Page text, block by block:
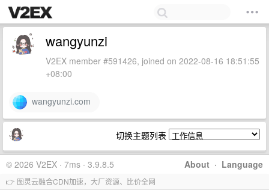
wangyunzi
V2EX member #591426, joined on 2022-08-16 18:51:55
+08:00
wangyunzi.com
切换主题列表
About · Language
© 2026 V2EX · 7ms · 3.9.8.5
👉 图灵云融合CDN加速，大厂资源、比价全网